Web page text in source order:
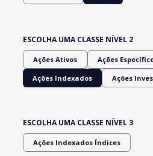
ESCOLHA UMA CLASSE NÍVEL 2
Ações Ativos Ações
Ações Indexados Ações
ESCOLHA UMA CLASSE NÍVEL 3
Ações Indexados Índices